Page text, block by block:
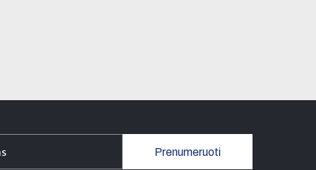
Prenumeruoti